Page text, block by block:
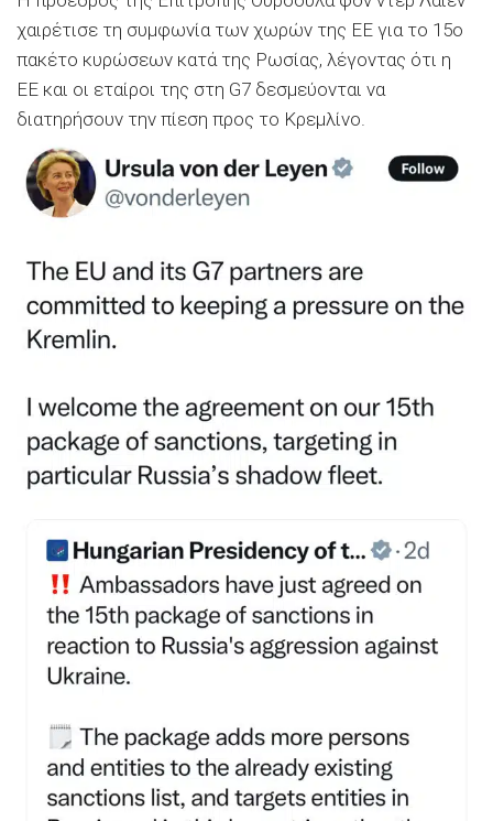
χαιρέτισε τη συμφωνία των χωρών της ΕΕ για το 15ο
πακέτο κυρώσεων κατά της Ρωσίας, λέγοντας ότι η
ΕΕ και οι εταίροι της στη G7 δεσμεύονται να
διατηρήσουν την πίεση προς το Κρεμλίνο.